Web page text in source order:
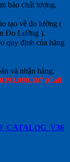
bảo chất lượng,
tạo về đo lường (
Đo Lường ).
quy định của hãng
và nhận hàng.
(Call